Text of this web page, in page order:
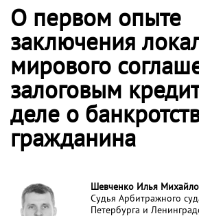
О первом опыте
заключения
мирового
залоговым
деле о
гражданина
Шевченко Илья
Судья Арбитражного
Петербурга и